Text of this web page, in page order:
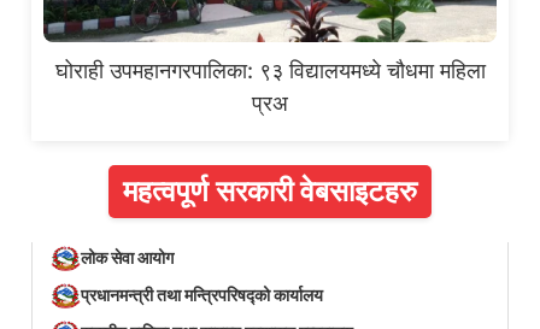
घोराही उपमहानगरपालिका: ९३ विद्यालयमध्ये चौधमा महिला
प्रअ
महत्वपूर्ण सरकारी वेबसाइटहरु
लोक सेवा आयोग
प्रधानमन्त्री तथा मन्त्रिपरिषद्को कार्यालय